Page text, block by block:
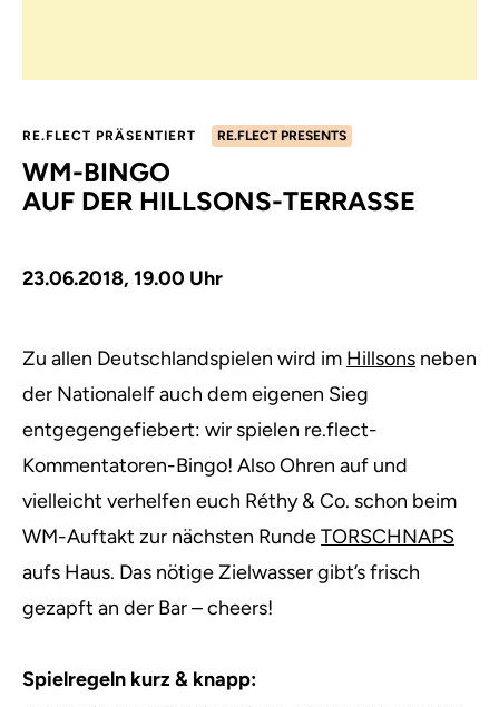
RE.FLECT PRÄSENTIERT RE.FLECT PRESENTS
WM-BINGO
AUF DER HILLSONS-TERRASSE
23.06.2018, 19.00 Uhr
Zu allen Deutschlandspielen wird im Hillsons neben
der Nationalelf auch dem eigenen Sieg
entgegengefiebert: wir spielen re.flect-
Kommentatoren-Bingo! Also Ohren auf und
vielleicht verhelfen euch Réthy & Co. schon beim
WM-Auftakt zur nächsten RundeTORSCHNAPS
aufs Haus. Das nötige Zielwasser gibt’s frisch
gezapft an der Bar – cheers!
Spielregeln kurz & knapp: